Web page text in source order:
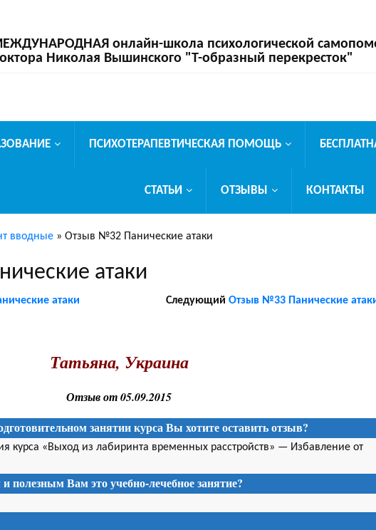
онлайн-школа психологической
Николая Вышинского "Т-образный перекресток"
ПСИХОТЕРАПЕВТИЧЕСКАЯ ПОМОЩЬ
СТАТЬИ ОТЗЫВЫ КОНТАКТЫ
вводные » Отзыв №32 Панические атаки
атаки
атаки Следующий Отзыв №33 Панические
Татьяна, Украина
Отзыв от 05.09.2015
занятии курса Вы хотите оставить отзыв?
курса «Выход из лабиринта временных расстройств» — Избавление от
полезным Вам это учебно-лечебное занятие?